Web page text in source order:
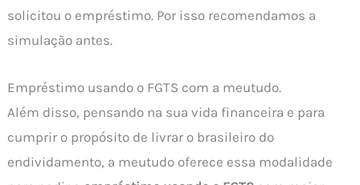
solicitou o empréstimo. Por isso recomendamos a
simulação antes.
Empréstimo usando o FGTS com a meutudo.
Além disso, pensando na sua vida financeira e para
cumprir o propósito de livrar o brasileiro do
endividamento, a meutudo oferece essa modalidade